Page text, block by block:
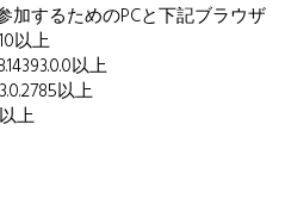
加するためのPCと下記ブラウザ
以上
以上
以上
上